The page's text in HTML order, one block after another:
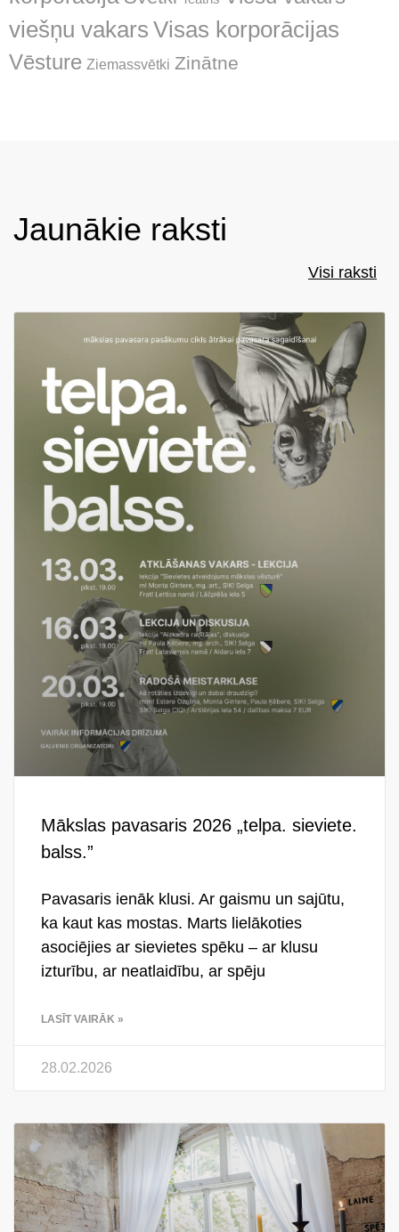
viešņu vakars Visas korporācijas
Vēsture Ziemassvētki Zinātne
Jaunākie raksti
Visi raksti
Mākslas pavasaris 2026 „telpa. sieviete.
balss.”
Pavasaris ienāk klusi. Ar gaismu un sajūtu,
ka kaut kas mostas. Marts lielākoties
asociējies ar sievietes spēku – ar klusu
izturību, ar neatlaidību, ar spēju
LASĪT VAIRĀK »
28.02.2026